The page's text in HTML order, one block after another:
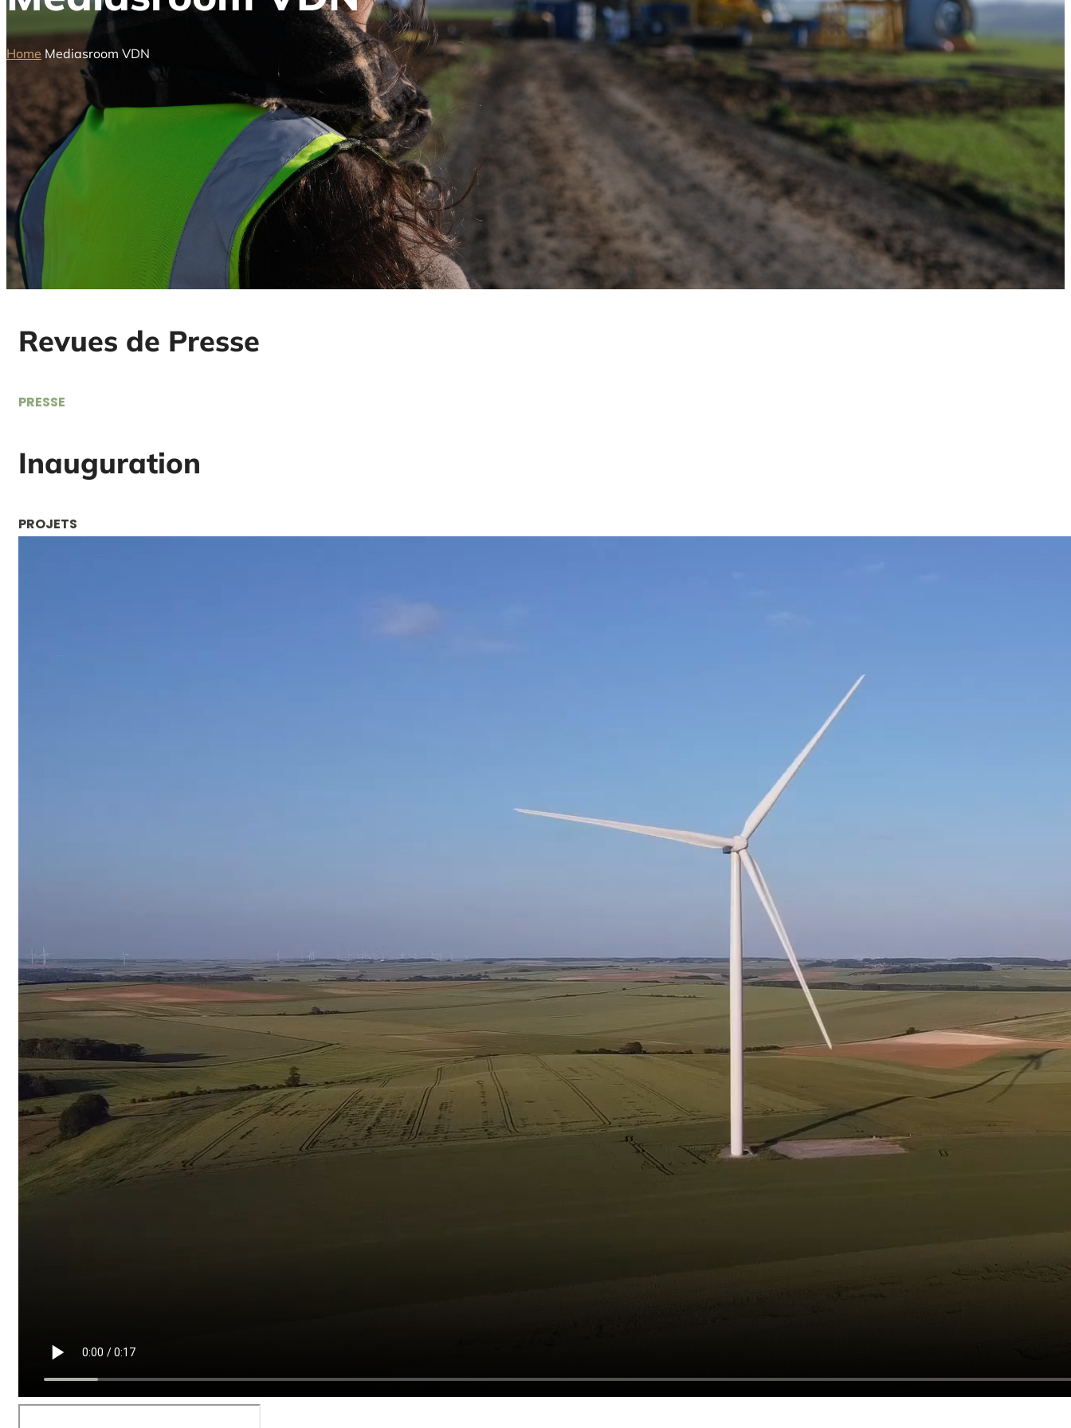
Home Mediasroom VDN
Revues de Presse
PRESSE
Inauguration
PROJETS